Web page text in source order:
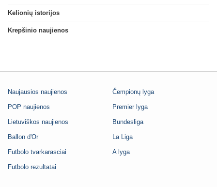
Kelionių istorijos
Krepšinio naujienos
Naujausios naujienos
POP naujienos
Lietuviškos naujienos
Ballon d'Or
Futbolo tvarkarasciai
Futbolo rezultatai
Čempionų lyga
Premier lyga
Bundesliga
La Liga
A lyga